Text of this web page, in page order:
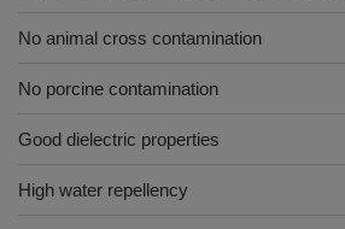
No animal cross contamination
No porcine contamination
Good dielectric properties
High water repellency